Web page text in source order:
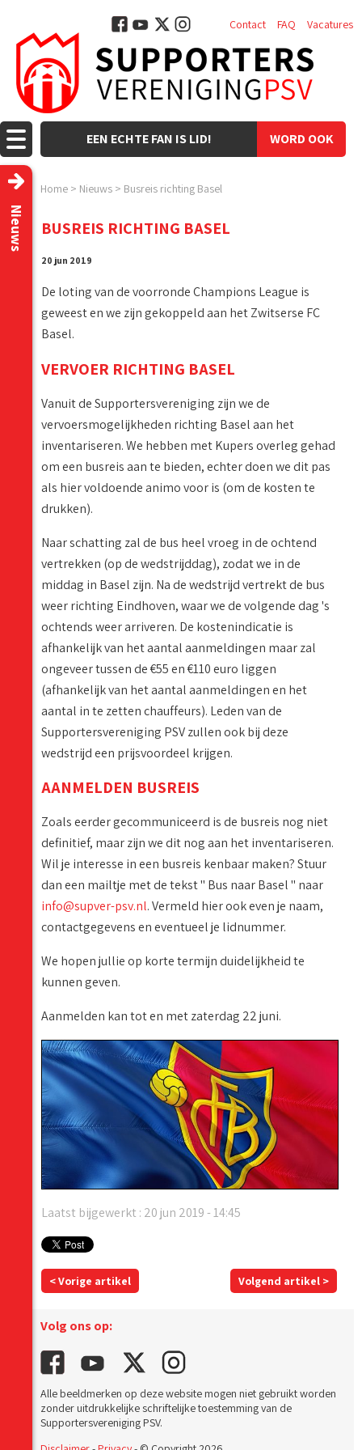
WORD OOK
EEN ECHTE FAN IS LID!
Contact FAQ Vacatures
Home > Nieuws > Busreis richting Basel
Nieuws BUSREIS RICHTING BASEL
20 jun 2019
De loting van de voorronde Champions League is
geweest en we zijn gekoppeld aan het Zwitserse FC
Basel.
VERVOER RICHTING BASEL
Vanuit de Supportersvereniging zijn we de
vervoersmogelijkheden richting Basel aan het
inventariseren. We hebben met Kupers overleg gehad
om een busreis aan te bieden, echter doen we dit pas
als hier voldoende animo voor is (om de kosten te
drukken).
Naar schatting zal de bus heel vroeg in de ochtend
vertrekken (op de wedstrijddag), zodat we in de
middag in Basel zijn. Na de wedstrijd vertrekt de bus
weer richting Eindhoven, waar we de volgende dag 's
ochtends weer arriveren. De kostenindicatie is
afhankelijk van het aantal aanmeldingen maar zal
ongeveer tussen de €55 en €110 euro liggen
(afhankelijk van het aantal aanmeldingen en het
aantal in te zetten chauffeurs). Leden van de
Supportersvereniging PSV zullen ook bij deze
wedstrijd een prijsvoordeel krijgen.
AANMELDEN BUSREIS
Zoals eerder gecommuniceerd is de busreis nog niet
definitief, maar zijn we dit nog aan het inventariseren.
Wil je interesse in een busreis kenbaar maken? Stuur
dan een mailtje met de tekst '' Bus naar Basel '' naar
info@supver-psv.nl. Vermeld hier ook even je naam,
contactgegevens en eventueel je lidnummer.
We hopen jullie op korte termijn duidelijkheid te
kunnen geven.
Aanmelden kan tot en met zaterdag 22 juni.
Laatst bijgewerkt : 20 jun 2019 - 14:45
< Vorige artikel Volgend artikel >
Volg ons op:
Alle beeldmerken op deze website mogen niet gebruikt worden
zonder uitdrukkelijke schriftelijke toestemming van de
Supportersvereniging PSV.